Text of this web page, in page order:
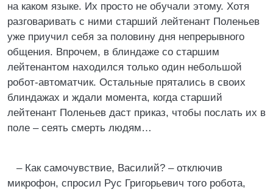
на каком языке. Их просто не обучали этому. Хотя
разговаривать с ними старший лейтенант Поленьев
уже приучил себя за половину дня непрерывного
общения. Впрочем, в блиндаже со старшим
лейтенантом находился только один небольшой
робот-автоматчик. Остальные прятались в своих
блиндажах и ждали момента, когда старший
лейтенант Поленьев даст приказ, чтобы послать их в
поле – сеять смерть людям…
– Как самочувствие, Василий? – отключив
микрофон, спросил Рус Григорьевич того робота,